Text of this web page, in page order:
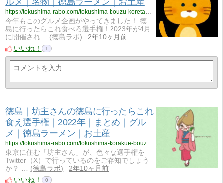
ルメ｜名物｜徳島ラーメン｜お土産
https://tokushima-rabo.com/tokushima-bouzu-koretabero-2023/?utm_source=rss&utm_medium=rss&utm_campaign=tokushima-bouzu-koretabero-2023
今年もこのグルメ企画がやってきました！ 徳
島に行ったらこれ食べろ選手権！2023年が4月
に開催され…
徳島ラボ
2年10ヶ月前
いいね！
1
徳島｜坊主さんの徳島に行ったらこれ
食え選手権｜2022年｜まとめ｜グル
メ｜徳島ラーメン｜お土産
https://tokushima-rabo.com/tokushima-korakue-bouzu-2022/?utm_source=rss&utm_medium=rss&utm_campaign=tokushima-korakue-bouzu-2022
東京に住む「坊主さん」が、色々な選手権を
Twitter（X）で行っているのをご存知でしょう
か？ …
徳島ラボ
2年10ヶ月前
いいね！
0